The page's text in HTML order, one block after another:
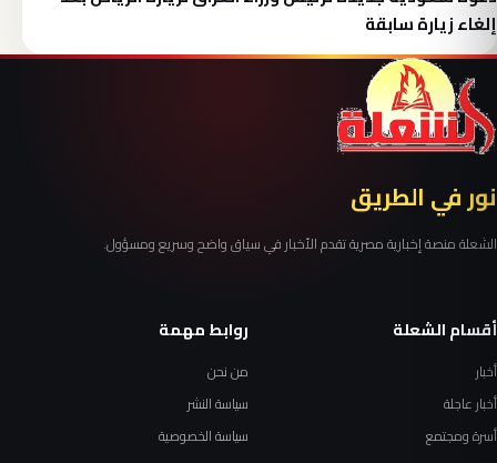
إلغاء زيارة سابقة
نور في الطريق
الشعلة منصة إخبارية مصرية تقدم الأخبار في سياق واضح وسريع ومسؤول.
أقسام الشعلة
أخبار
أخبار عاجلة
أسرة ومجتمع
روابط مهمة
من نحن
سياسة النشر
سياسة الخصوصية